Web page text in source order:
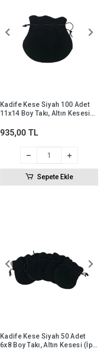
Kadife Kese Siyah 100 Adet
11x14 Boy Takı, Altın Kesesi
935,00 TL
Sepete Ekle
Kadife Kese Siyah 50 Adet
6x8 Boy Takı, Altın Kesesi (İpli